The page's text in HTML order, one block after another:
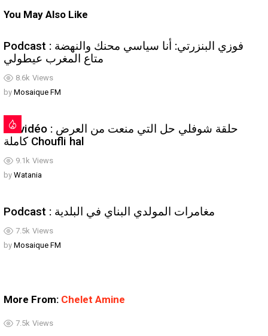
You May Also Like
8.6k Views
Podcast : فوزي البنزرتي: أنا سياسي محنك والنهضة
متاع المغرب عيطولي
by Mosaique FM
9.1k Views
En vidéo : حلقة شوفلي حل التي منعت من العرض
كاملة Choufli hal
by Watania
7.5k Views
Podcast : مغامرات المولدي البناي في البلدية
by Mosaique FM
More From: Chelet Amine
7.5k Views